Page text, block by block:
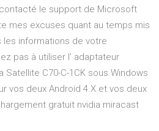
le support de Microsoft
mes excuses quant au temps mis
les informations de votre
pas à utiliser l’ adaptateur
Satellite C70-C-1CK sous Windows
vos deux Android 4.X et vos deux
gratuit nvidia miracast